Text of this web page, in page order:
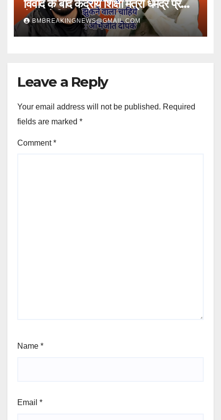
विवाद के बाद केंद्रीय शिक्षा मंत्री धर्मेंद्र प्रधान
ने पद से दिया त्यागपत्र
BMBREAKINGNEWS@GMAIL.COM
Leave a Reply
Your email address will not be published. Required
fields are marked *
Comment*
Name *
Email *